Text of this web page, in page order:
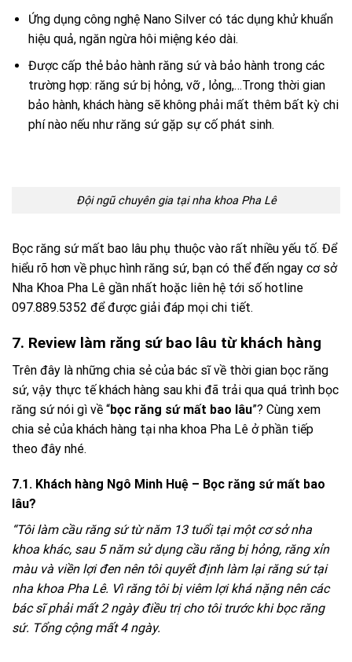
Ứng dụng công nghệ Nano Silver có tác dụng khử khuẩn
hiệu quả, ngăn ngừa hôi miệng kéo dài.
Được cấp thẻ bảo hành răng sứ và bảo hành trong các
trường hợp: răng sứ bị hỏng, vỡ , lỏng,…Trong thời gian
bảo hành, khách hàng sẽ không phải mất thêm bất kỳ chi
phí nào nếu như răng sứ gặp sự cố phát sinh.
Đội ngũ chuyên gia tại nha khoa Pha Lê
Bọc răng sứ mất bao lâu phụ thuộc vào rất nhiều yếu tố. Để
hiểu rõ hơn về phục hình răng sứ, bạn có thể đến ngay cơ sở
Nha Khoa Pha Lê gần nhất hoặc liên hệ tới số hotline
097.889.5352 để được giải đáp mọi chi tiết.
7. Review làm răng sứ bao lâu từ khách hàng
Trên đây là những chia sẻ của bác sĩ về thời gian bọc răng
sứ, vậy thực tế khách hàng sau khi đã trải qua quá trình bọc
răng sứ nói gì về “bọc răng sứ mất bao lâu”? Cùng xem
chia sẻ của khách hàng tại nha khoa Pha Lê ở phần tiếp
theo đây nhé.
7.1. Khách hàng Ngô Minh Huệ – Bọc răng sứ mất bao
lâu?
“Tôi làm cầu răng sứtừ năm 13 tuổi tại một cơ sở nha
khoa khác, sau 5 năm sử dụng cầu răng bị hỏng, răng xỉn
màu và viền lợi đen nên tôi quyết định làm lại răng sứ tại
nha khoa Pha Lê. Vì răng tôi bị viêm lợi khá nặng nên các
bác sĩ phải mất 2 ngày điều trị cho tôi trước khi bọc răng
sứ. Tổng cộng mất 4 ngày.